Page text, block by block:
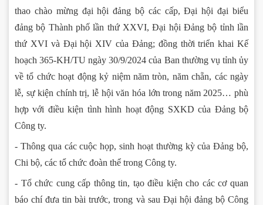
thao chào mừng đại hội đảng bộ các cấp, Đại hội đại biểu
đảng bộ Thành phố lần thứ XXVI, Đại hội Đảng bộ tỉnh lần
thứ XVI và Đại hội XIV của Đảng; đồng thời triển khai Kế
hoạch 365-KH/TU ngày 30/9/2024 của Ban thường vụ tỉnh ủy
về tổ chức hoạt động kỷ niệm năm tròn, năm chẵn, các ngày
lễ, sự kiện chính trị, lễ hội văn hóa lớn trong năm 2025… phù
hợp với điều kiện tình hình hoạt động SXKD của Đảng bộ
Công ty.
- Thông qua các cuộc họp, sinh hoạt thường kỳ của Đảng bộ,
Chi bộ, các tổ chức đoàn thể trong Công ty.
- Tổ chức cung cấp thông tin, tạo điều kiện cho các cơ quan
báo chí đưa tin bài trước, trong và sau Đại hội đảng bộ Công